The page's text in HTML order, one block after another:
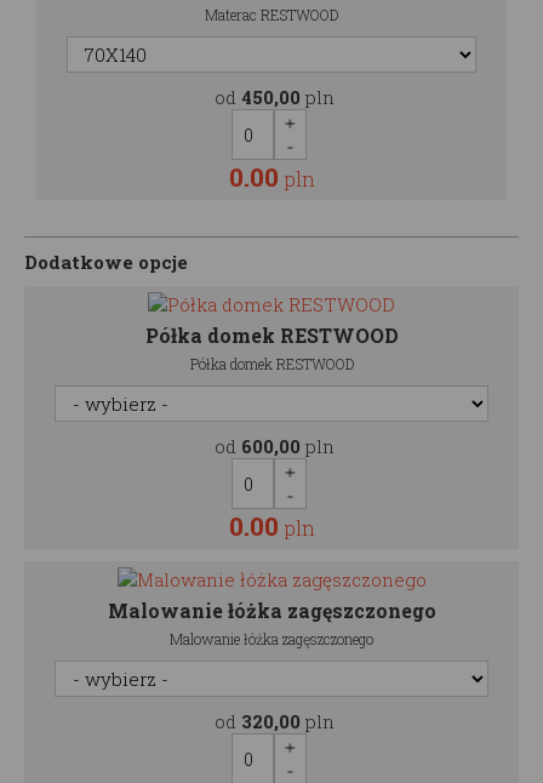
Materac RESTWOOD
od 450,00 pln
0.00 pln
Dodatkowe opcje
Półka domek RESTWOOD
Półka domek RESTWOOD
od 600,00 pln
0.00 pln
Malowanie łóżka zagęszczonego
Malowanie łóżka zagęszczonego
od 320,00 pln